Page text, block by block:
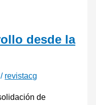
desde la
/ revistacg
de